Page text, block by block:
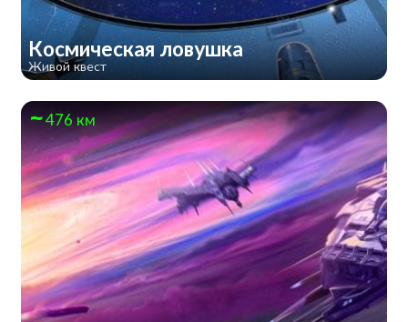
Космическая ловушка
Живой квест
476 км